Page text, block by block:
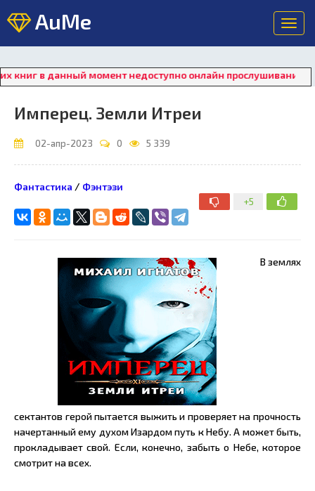
AuMe
в данный момент недоступно онлайн прослушивание. Для
Имперец. Земли Итреи
02-апр-2023 0 5 339
+5
Фантастика / Фэнтэзи
В землях
сектантов герой пытается выжить и проверяет на прочность
начертанный ему духом Изардом путь к Небу. А может быть,
прокладывает свой. Если, конечно, забыть о Небе, которое
смотрит на всех.